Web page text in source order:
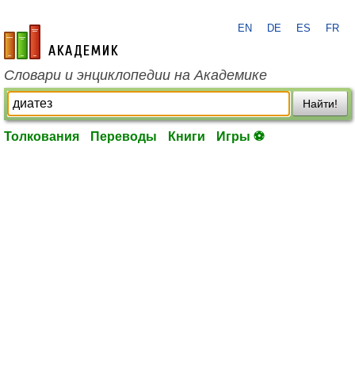
academic.ru
EN DE ES FR
Словари и энциклопедии на Академике
Найти!
Толкования Переводы Книги Игры ⚽